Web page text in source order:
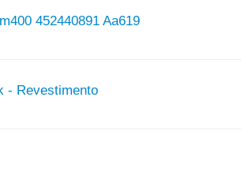
452440891 Aa619
- Revestimento